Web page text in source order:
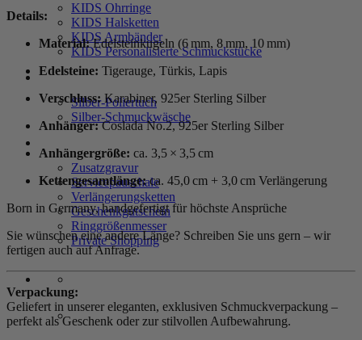
KIDS Ohrringe
KIDS Halsketten
KIDS Armbänder
KIDS Personalisierte Schmuckstücke
PRODUKTPFLEGE
Silber-Poliertuch
Silber-Schmuckwäsche
Zusatzgravur
Servicepauschale
Verlängerungsketten
Geschenkgutschein
Ringgrößenmesser
Private Shopping
Details:
Material:Edelsteinkugeln (6 mm, 8 mm, 10 mm)
Edelsteine: Tigerauge, Türkis, Lapis
Verschluss: Karabiner, 925er Sterling Silber
Anhänger:Coslada No.2, 925er Sterling Silber
Anhängergröße: ca. 3,5 × 3,5 cm
Kettengesamtlänge:ca. 45,0 cm + 3,0 cm Verlängerung
Born in Germany, handgefertigt für höchste Ansprüche
Sie wünschen eine andere Länge? Schreiben Sie uns gern – wir
fertigen auch auf Anfrage.
Verpackung:
Geliefert in unserer eleganten, exklusiven Schmuckverpackung –
perfekt als Geschenk oder zur stilvollen Aufbewahrung.